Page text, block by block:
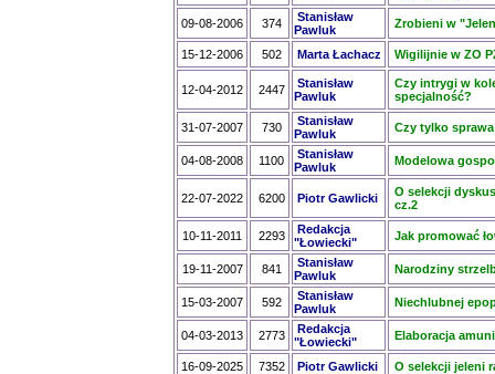
09-08-2006 374
Stanisław
Pawluk
Zrobieni w
15-12-2006 502 Marta Łachacz Wigilijnie w ZO
12-04-2012 2447
Stanisław
Pawluk
Czy intrygi w
specjalność?
31-07-2007 730
Stanisław
Pawluk
Czy tylko
04-08-2008 1100
Stanisław
Pawluk
Modelowa
22-07-2022 6200 Piotr Gawlicki
O selekcji
cz.2
10-11-2011 2293
Redakcja
"Łowiecki"
Jak promować
19-11-2007 841
Stanisław
Pawluk
Narodziny
15-03-2007 592
Stanisław
Pawluk
Niechlubnej
04-03-2013 2773
Redakcja
"Łowiecki"
Elaboracja
16-09-2025 7352 Piotr Gawlicki O selekcji jeleni